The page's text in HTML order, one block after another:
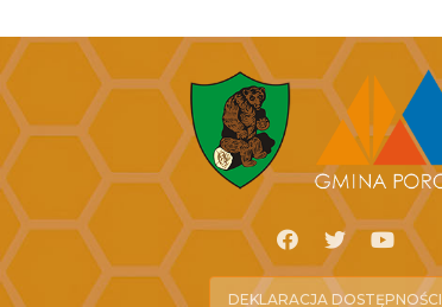
DEKLARACJA DOSTĘPNOŚCI